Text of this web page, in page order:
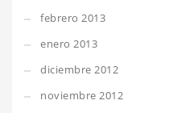
febrero 2013
enero 2013
diciembre 2012
noviembre 2012